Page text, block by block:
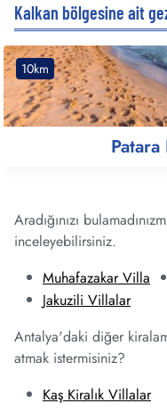
Kalkan bölgesine ait
10km
Patara
Aradığınızı
inceleyebilirsiniz.
Muhafazakar Villa
Jakuzili Villalar
Antalya'daki diğer
atmak istermisiniz?
Kaş Kiralık Villalar